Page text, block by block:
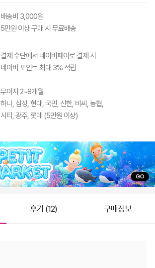
배송비 3,000원
5만원 이상 구매 시 무료배송
결제 수단에서 네이버페이로 결제 시
네이버 포인트 최대 3% 적립
무이자 2~8개월
하나, 삼성, 현대, 국민, 신한, 비씨, 농협,
시티, 광주, 롯데 (5만원 이상)
후기 (12) 구매정보